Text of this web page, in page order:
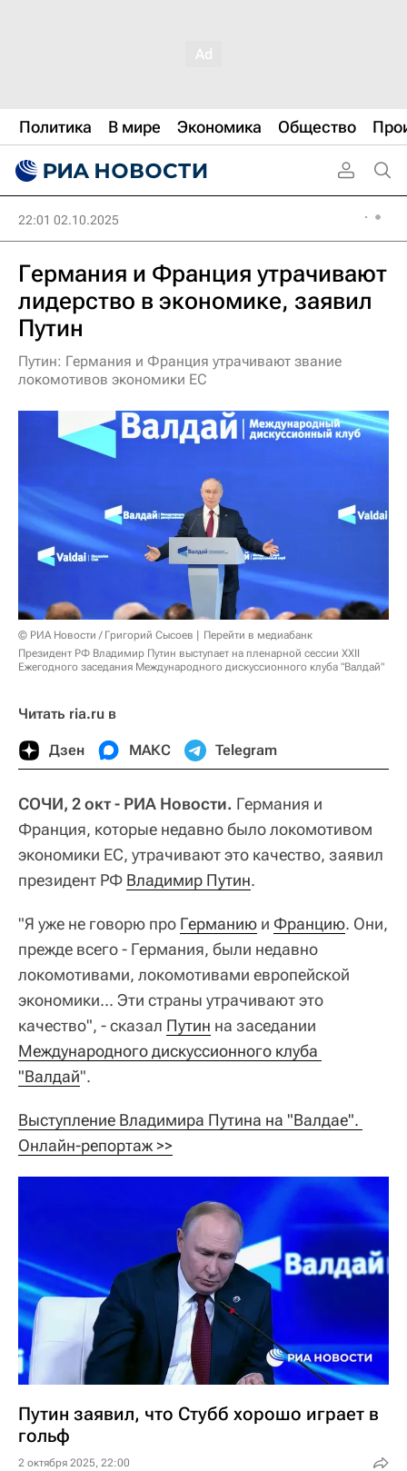
Политика В мире Экономика Общество
22:01 02.10.2025
Германия и Франция утрачивают
лидерство в экономике, заявил
Путин
Путин: Германия и Франция утрачивают звание
локомотивов экономики ЕС
© РИА Новости / Григорий Сысоев
Перейти в медиабанк
Президент РФ Владимир Путин выступает на пленарной сессии XXII
Ежегодного заседания Международного дискуссионного клуба "Валдай"
Читать ria.ru в
Дзен МАКС Telegram
СОЧИ, 2 окт - РИА Новости. Германия и
Франция, которые недавно было локомотивом
экономики ЕС, утрачивают это качество, заявил
президент РФ Владимир Путин.
"Я уже не говорю про Германию и Францию. Они,
прежде всего - Германия, были недавно
локомотивами, локомотивами европейской
экономики... Эти страны утрачивают это
качество", - сказал Путин на заседании
Международного дискуссионного клуба
"Валдай".
Выступление Владимира Путина на "Валдае".
Онлайн-репортаж >>
Путин заявил, что Стубб хорошо играет в
гольф
2 октября 2025, 22:00